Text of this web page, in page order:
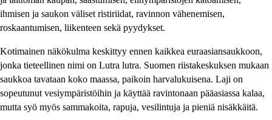
ihmisen ja saukon väliset ristiriidat, ravinnon vähenemisen,
roskaantumisen, liikenteen sekä pyydykset.
Kotimainen näkökulma keskittyy ennen kaikkea euraasiansaukkoon,
jonka tieteellinen nimi on Lutra lutra. Suomen riistakeskuksen mukaan
saukkoa tavataan koko maassa, paikoin harvalukuisena. Laji on
sopeutunut vesiympäristöihin ja käyttää ravintonaan pääasiassa kalaa,
mutta syö myös sammakoita, rapuja, vesilintuja ja pieniä nisäkkäitä.